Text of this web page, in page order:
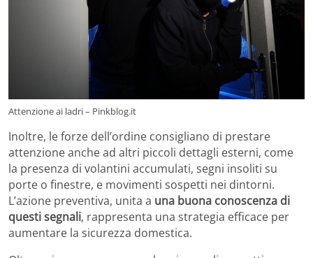
Attenzione ai ladri – Pinkblog.it
Inoltre, le forze dell’ordine consigliano di prestare
attenzione anche ad altri piccoli dettagli esterni, come
la presenza di volantini accumulati, segni insoliti su
porte o finestre, e movimenti sospetti nei dintorni.
L’azione preventiva, unita a una buona conoscenza di
questi segnali, rappresenta una strategia efficace per
aumentare la sicurezza domestica.